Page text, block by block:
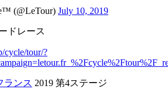
(@LeTour) July 10, 2019
ドレース
cycle/tour/?
ランス 2019 第4ステージ